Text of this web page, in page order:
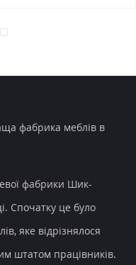
фабрика меблів в
фабрики Шик-
Спочатку це було
яке відрізнялося
штатом працівників.